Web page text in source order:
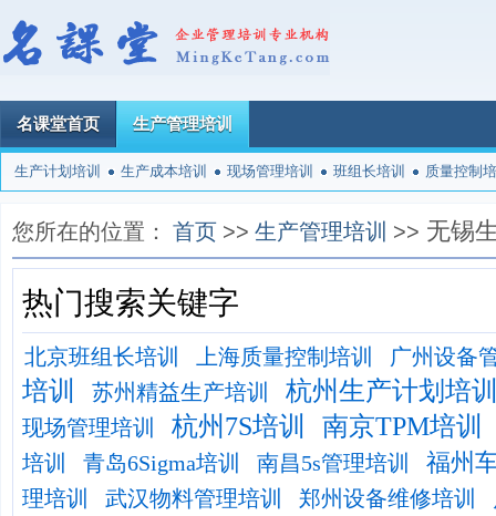
名课堂首页 生产管理培训
生产计划培训 生产成本培训 现场管理培训 班组长培训 质量控制
您所在的位置： 首页 >> 生产管理培训 >> 无锡
热门搜索关键字
北京班组长培训 上海质量控制培训 广州设备
培训 苏州精益生产培训 杭州生产计划培
现场管理培训 杭州7S培训 南京TPM培训
培训 青岛6Sigma培训 南昌5s管理培训 福州
理培训 武汉物料管理培训 郑州设备维修培训